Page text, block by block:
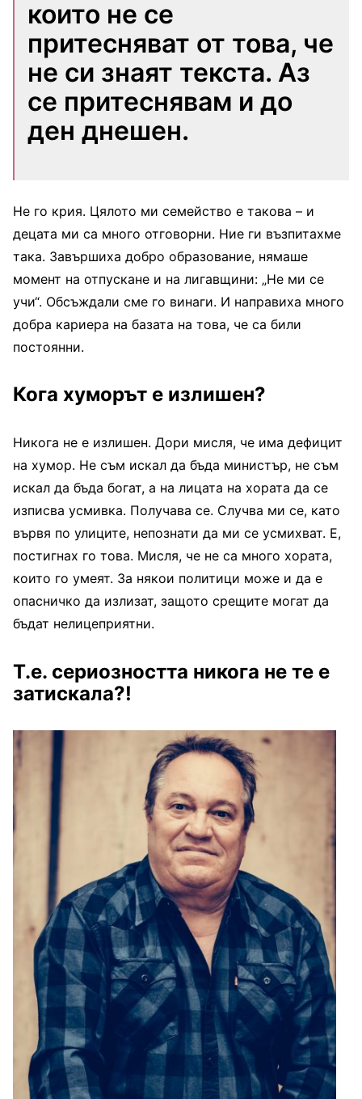
които не се
притесняват от това, че
не си знаят текста. Аз
се притеснявам и до
ден днешен.
Не го крия. Цялото ми семейство е такова – и
децата ми са много отговорни. Ние ги възпитахме
така. Завършиха добро образование, нямаше
момент на отпускане и на лигавщини: „Не ми се
учи“. Обсъждали сме го винаги. И направиха много
добра кариера на базата на това, че са били
постоянни.
Кога хуморът е излишен?
Никога не е излишен. Дори мисля, че има дефицит
на хумор. Не съм искал да бъда министър, не съм
искал да бъда богат, а на лицата на хората да се
изписва усмивка. Получава се. Случва ми се, като
вървя по улиците, непознати да ми се усмихват. Е,
постигнах го това. Мисля, че не са много хората,
които го умеят. За някои политици може и да е
опасничко да излизат, защото срещите могат да
бъдат нелицеприятни.
Т.е. сериозността никога не те е
затискала?!